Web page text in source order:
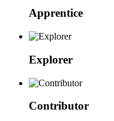
Apprentice
Explorer
Contributor